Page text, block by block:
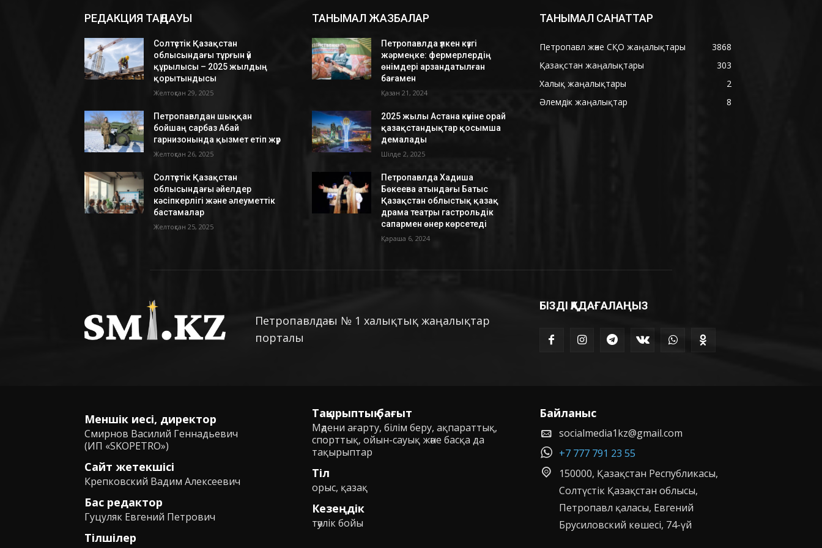
РЕДАКЦИЯ ТАҢДАУЫ
Солтүстік Қазақстан
облысындағы тұрғын үй
құрылысы – 2025 жылдың
қорытындысы
Желтоқсан 29, 2025
Петропавлдан шыққан
бойшаң сарбаз Абай
гарнизонында қызмет етіп жүр
Желтоқсан 26, 2025
Солтүстік Қазақстан
облысындағы әйелдер
кәсіпкерлігі және әлеуметтік
бастамалар
Желтоқсан 25, 2025
ТАНЫМАЛ ЖАЗБАЛАР
Петропавлда үлкен күзгі
жәрмеңке: фермерлердің
өнімдері арзандатылған
бағамен
Қазан 21, 2024
2025 жылы Астана күніне орай
қазақстандықтар қосымша
демалады
Шілде 2, 2025
Петропавлда Хадиша
Бөкеева атындағы Батыс
Қазақстан облыстық қазақ
драма театры гастрольдік
сапармен өнер көрсетеді
Қараша 6, 2024
ТАНЫМАЛ САНАТТАР
Петропавл және СҚО жаңалықтары
3868
Қазақстан жаңалықтары
303
Халық жаңалықтары
2
Әлемдік жаңалықтар
8
Петропавлдағы № 1 халықтық жаңалықтар
порталы
БІЗДІ ҚАДАҒАЛАҢЫЗ
Меншік иесі, директор
Смирнов Василий Геннадьевич
(ИП «SKOPETRO»)
Сайт жетекшісі
Крепковский Вадим Алексеевич
Бас редактор
Гуцуляк Евгений Петрович
Тілшілер
Тақырыптық бағыт
Мәдени ағарту, білім беру, ақпараттық,
спорттық, ойын-сауық және басқа да
тақырыптар
Тіл
орыс, қазақ
Кезеңдік
тәулік бойы
Байланыс
socialmedia1kz@gmail.com
+7 777 791 23 55
150000, Қазақстан Республикасы,
Солтүстік Қазақстан облысы,
Петропавл қаласы, Евгений
Брусиловский көшесі, 74-үй